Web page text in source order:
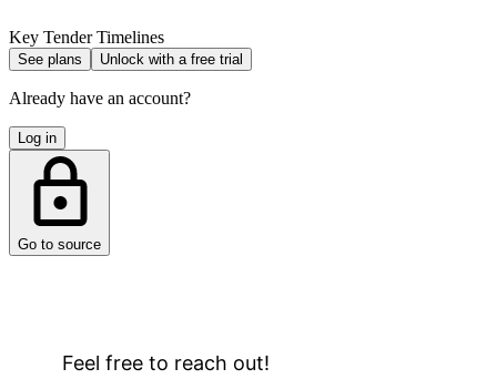
Key Tender Timelines
See plans Unlock with a free trial
Already have an account?
Log in
Go to source
Feel free to reach out!